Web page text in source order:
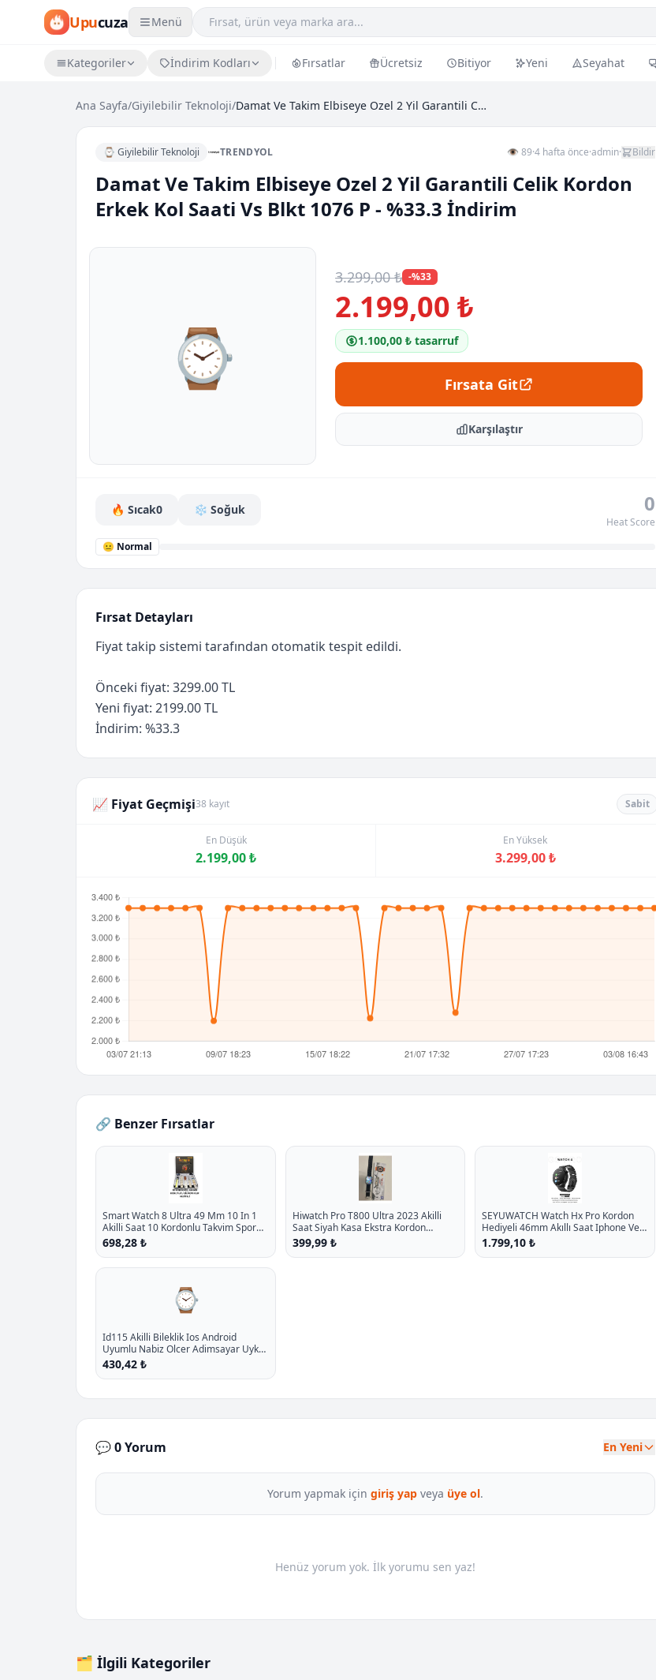
Upucuza Menü
Kategoriler İndirim Kodları Fırsatlar Ücretsiz Bitiyor Yeni Seyahat
Ana Sayfa/Giyilebilir Teknoloji/ Damat Ve Takim Elbiseye Ozel 2 Yil Garantili Celik...
⌚ Giyilebilir Teknoloji TRENDYOL 👁 89·4 hafta önce·admin· Bildir
Damat Ve Takim Elbiseye Ozel 2 Yil Garantili Celik Kordon
Erkek Kol Saati Vs Blkt 1076 P - %33.3 İndirim
⌚
3.299,00 ₺ -%33
2.199,00 ₺
1.100,00 ₺ tasarruf
Fırsata Git
Karşılaştır
🔥 Sıcak0 ❄️ Soğuk 0
Heat Score
😐 Normal
Fırsat Detayları
Fiyat takip sistemi tarafından otomatik tespit edildi.
Önceki fiyat: 3299.00 TL
Yeni fiyat: 2199.00 TL
İndirim: %33.3
📈 Fiyat Geçmişi38 kayıt Sabit
En Düşük
2.199,00 ₺
En Yüksek
3.299,00 ₺
🔗 Benzer Fırsatlar
Smart Watch 8 Ultra 49 Mm 10 In 1
Akilli Saat 10 Kordonlu Takvim Spor
Whatsapp Menulu Koruma Kilifli P -
%11.7 İndirim
698,28 ₺
Hiwatch Pro T800 Ultra 2023 Akilli
Saat Siyah Kasa Ekstra Kordon
Hediyeli P - %27.1 İndirim
399,99 ₺
SEYUWATCH Watch Hx Pro Kordon
Hediyeli 46mm Akıllı Saat Iphone Ve
Android Tüm Telefonlara Uyumlu
1.799,10 ₺
⌚
Id115 Akilli Bileklik Ios Android
Uyumlu Nabiz Olcer Adimsayar Uyku
Takibi P - %13.7 İndirim
430,42 ₺
💬 0 Yorum En Yeni
Yorum yapmak için giriş yap veya üye ol.
Henüz yorum yok. İlk yorumu sen yaz!
🗂️ İlgili Kategoriler